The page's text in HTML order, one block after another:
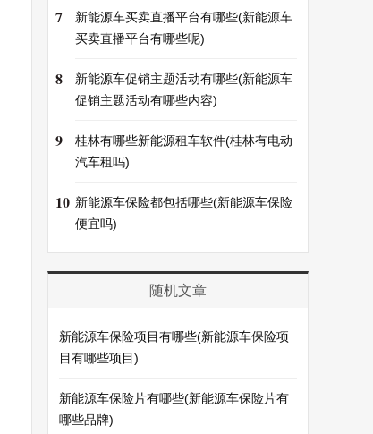
7
新能源车买卖直播平台有哪些(新能源车
买卖直播平台有哪些呢)
8
新能源车促销主题活动有哪些(新能源车
促销主题活动有哪些内容)
9
桂林有哪些新能源租车软件(桂林有电动
汽车租吗)
10 新能源车保险都包括哪些(新能源车保险
便宜吗)
随机文章
新能源车保险项目有哪些(新能源车保险项
目有哪些项目)
新能源车保险片有哪些(新能源车保险片有
哪些品牌)